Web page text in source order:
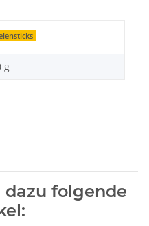
g
folgende